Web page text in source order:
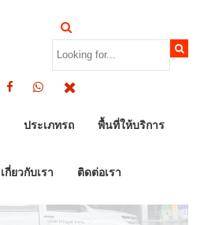
ประเภทรถ พื้นที่ให้บริการ
เกี่ยวกับเรา ติดต่อเรา